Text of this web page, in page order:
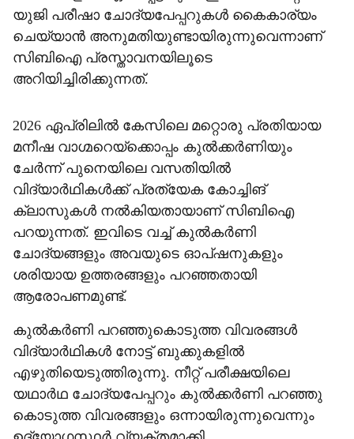
യുജി പരീഷാ ചോദ‍്യപേപ്പറുകൾ കൈകാര‍്യം
ചെയ്യാൻ അനുമതിയുണ്ടായിരുന്നുവെന്നാണ്
സിബിഐ പ്രസ്താവനയിലൂടെ
അറിയിച്ചിരിക്കുന്നത്.
2026 ഏപ്രിലിൽ കേസിലെ മറ്റൊരു പ്രതിയായ
മനീഷ വാഗ്മറെയ്ക്കൊപ്പം കുൽക്കർണിയും
ചേർന്ന് പുനെയിലെ വസതിയിൽ
വിദ‍്യാർഥികൾക്ക് പ്രത‍്യേക കോച്ചിങ്
ക്ലാസുകൾ നൽകിയതായാണ് സിബിഐ
പറയുന്നത്. ഇവിടെ വച്ച് കുൽകർണി
ചോദ‍്യങ്ങളും അവയുടെ ഓപ്ഷനുകളും
ശരിയായ ഉത്തരങ്ങളും പറഞ്ഞതായി
ആരോപണമുണ്ട്.
കുൽകർണി പറഞ്ഞുകൊടുത്ത വിവരങ്ങൾ
വിദ‍്യാർഥികൾ നോട്ട് ബുക്കുകളിൽ
എഴുതിയെടുത്തിരുന്നു. നീറ്റ് പരീക്ഷയിലെ
യഥാർഥ ചോദ‍്യപേപ്പറും കുൽക്കർണി പറഞ്ഞു
കൊടുത്ത വിവരങ്ങളും ഒന്നായിരുന്നുവെന്നും